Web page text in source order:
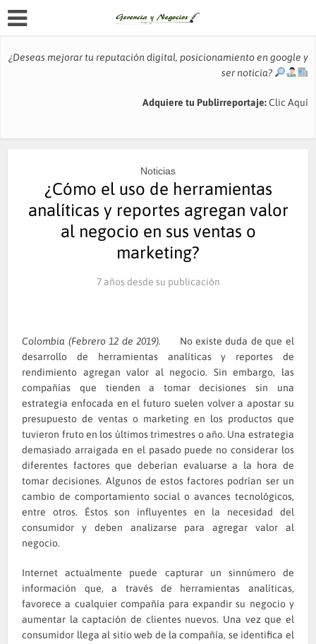
¿Deseas mejorar tu reputación digital, posicionamiento en google y
ser noticia?
Adquiere tu Publirreportaje:Clic Aquí
Noticias
¿Cómo el uso de herramientas
analíticas y reportes agregan valor
al negocio en sus ventas o
marketing?
7 años desde su publicación
Colombia (Febrero 12 de 2019). No existe duda de que el
desarrollo de herramientas analíticas y reportes de
rendimiento agregan valor al negocio. Sin embargo, las
compañías que tienden a tomar decisiones sin una
estrategia enfocada en el futuro suelen volver a apostar su
presupuesto de ventas o marketing en los productos que
tuvieron fruto en los últimos trimestres o año. Una estrategia
demasiado arraigada en el pasado puede no considerar los
diferentes factores que deberían evaluarse a la hora de
tomar decisiones. Algunos de estos factores podrían ser un
cambio de comportamiento social o avances tecnológicos,
entre otros. Éstos son influyentes en la necesidad del
consumidor y deben analizarse para agregar valor al
negocio.
Internet actualmente puede capturar un sinnúmero de
información que, a través de herramientas analíticas,
favorece a cualquier compañía para expandir su negocio y
aumentar la captación de clientes nuevos. Una vez que el
consumidor llega al sitio web de la compañía, se identifica el